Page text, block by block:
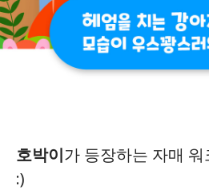
호박이가 등장하는 자매
:)